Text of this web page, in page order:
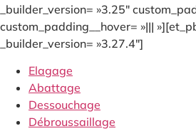
_builder_version= »3.25″
custom_padding__hover= »|||
_builder_version= »3.27.4″]
Elagage
Abattage
Dessouchage
Débroussaillage